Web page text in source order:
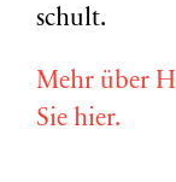
schult.
Mehr über
Sie hier.